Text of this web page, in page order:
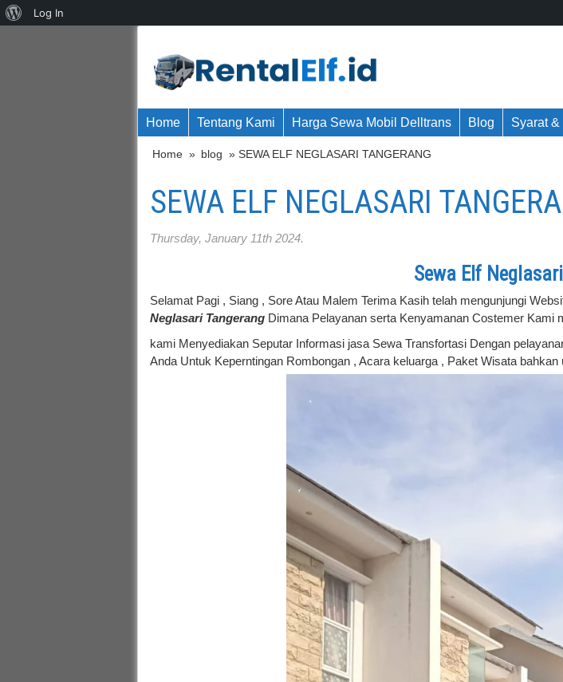
Home Tentang Kami Harga Sewa Mobil Delltrans Blog Syarat
Home » blog » SEWA ELF NEGLASARI TANGERANG
SEWA ELF NEGLASARI
Thursday, January 11th 2024.
Sewa Elf
Selamat Pagi , Siang , Sore Atau Malem Terima Kasih telah mengunjungi
Neglasari Tangerang Dimana Pelayanan serta Kenyamanan Costemer Kami
kami Menyediakan Seputar Informasi jasa Sewa Transfortasi Dengan
Anda Untuk Keperntingan Rombongan , Acara keluarga , Paket Wisata
About
Log In